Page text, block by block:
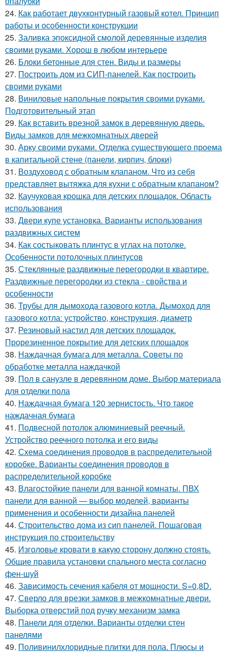
24. Как работает двухконтурный газовый котел. Принцип
работы и особенности конструкции
25. Заливка эпоксидной смолой деревянные изделия
своими руками. Хорош в любом интерьере
26. Блоки бетонные для стен. Виды и размеры
27. Построить дом из СИП-панелей. Как построить
своими руками
28. Виниловые напольные покрытия своими руками.
Подготовительный этап
29. Как вставить врезной замок в деревянную дверь.
Виды замков для межкомнатных дверей
30. Арку своими руками. Отделка существующего проема
в капитальной стене (панели, кирпич, блоки)
31. Воздуховод с обратным клапаном. Что из себя
представляет вытяжка для кухни с обратным клапаном?
32. Каучуковая крошка для детских площадок. Область
использования
33. Двери купе установка. Варианты использования
раздвижных систем
34. Как состыковать плинтус в углах на потолке.
Особенности потолочных плинтусов
35. Стеклянные раздвижные перегородки в квартире.
Раздвижные перегородки из стекла - свойства и
особенности
36. Трубы для дымохода газового котла. Дымоход для
газового котла: устройство, конструкция, диаметр
37. Резиновый настил для детских площадок.
Прорезиненное покрытие для детских площадок
38. Наждачная бумага для металла. Советы по
обработке металла наждачкой
39. Пол в санузле в деревянном доме. Выбор материала
для отделки пола
40. Наждачная бумага 120 зернистость. Что такое
наждачная бумага
41. Подвесной потолок алюминиевый реечный.
Устройство реечного потолка и его виды
42. Схема соединения проводов в распределительной
коробке. Варианты соединения проводов в
распределительной коробке
43. Влагостойкие панели для ванной комнаты. ПВХ
панели для ванной — выбор моделей, варианты
применения и особенности дизайна панелей
44. Строительство дома из сип панелей. Пошаговая
инструкция по строительству
45. Изголовье кровати в какую сторону должно стоять.
Общие правила установки спального места согласно
фен-шуй
46. Зависимость сечения кабеля от мощности. S=0,8D.
47. Сверло для врезки замков в межкомнатные двери.
Выборка отверстий под ручку механизм замка
48. Панели для отделки. Варианты отделки стен
панелями
49. Поливинилхлоридные плитки для пола. Плюсы и